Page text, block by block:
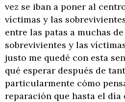
vez se iban a poner al
víctimas y las
entre las patas a muchas
sobrevivientes y las
justo me quedé con esta
qué esperar después de
particularmente cómo
reparación que hasta el día